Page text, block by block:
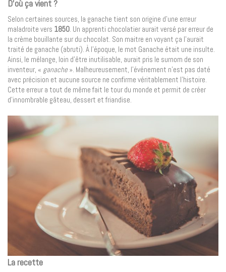
D’où ça vient ?
Selon certaines sources, la ganache tient son origine d’une erreur
maladroite vers 1850 . Un apprenti chocolatier aurait versé par erreur de
la crème bouillante sur du chocolat. Son maitre en voyant ça l’aurait
traité de ganache (abruti). À l’époque, le mot Ganache était une insulte.
Ainsi, le mélange, loin d’être inutilisable, aurait pris le surnom de son
inventeur, « ganache». Malheureusement, l’événement n’est pas daté
avec précision et aucune source ne confirme véritablement l’histoire.
Cette erreur a tout de même fait le tour du monde et permit de créer
d’innombrable gâteau, dessert et friandise.
La recette